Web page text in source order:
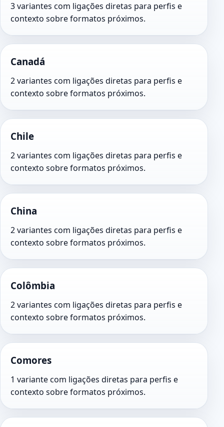
3 variantes com ligações diretas para perfis e
contexto sobre formatos próximos.
Canadá
2 variantes com ligações diretas para perfis e
contexto sobre formatos próximos.
Chile
2 variantes com ligações diretas para perfis e
contexto sobre formatos próximos.
China
2 variantes com ligações diretas para perfis e
contexto sobre formatos próximos.
Colômbia
2 variantes com ligações diretas para perfis e
contexto sobre formatos próximos.
Comores
1 variante com ligações diretas para perfis e
contexto sobre formatos próximos.